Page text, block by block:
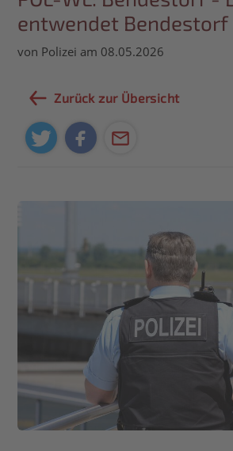
entwendet Bendestorf
von Polizei am 08.05.2026
Zurück zur Übersicht